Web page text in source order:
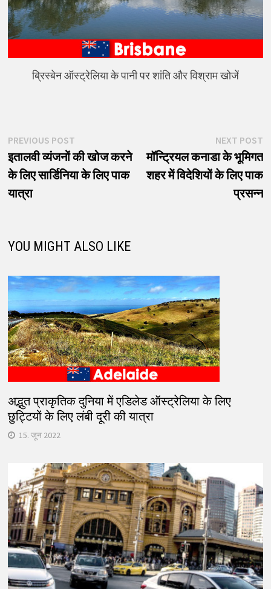
ब्रिस्बेन ऑस्ट्रेलिया के पानी पर शांति और विश्राम खोजें
पोस्ट
नेविगेशन
PREVIOUS POSTPrevious
post:
इतालवी व्यंजनों की खोज करने
के लिए सार्डिनिया के लिए पाक
यात्रा
NEXT POST
मॉन्ट्रियल कनाडा के भूमिगत
शहर में विदेशियों के लिए पाक
प्रसन्न
YOU MIGHT ALSO LIKE
अद्भुत प्राकृतिक दुनिया में एडिलेड ऑस्ट्रेलिया के लिए
छुट्टियों के लिए लंबी दूरी की यात्रा
15. जून 2022